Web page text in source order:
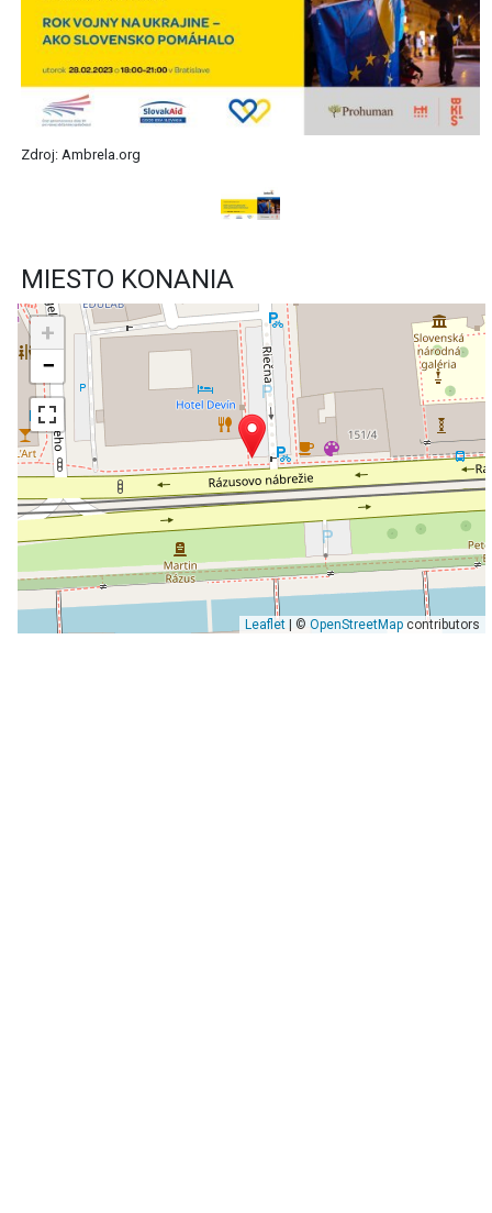
Zdroj: Ambrela.org
MIESTO KONANIA
+
−
Leaflet| © OpenStreetMapcontributors